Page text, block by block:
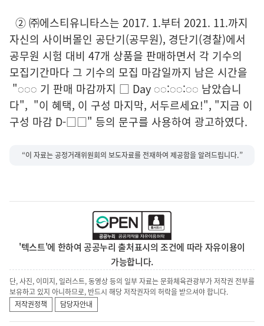
② ㈜에스티유니타스는 2017. 1.부터 2021. 11.까지
자신의 사이버몰인 공단기(공무원), 경단기(경찰)에서
공무원 시험 대비 47개 상품을 판매하면서 각 기수의
모집기간마다 그 기수의 모집 마감일까지 남은 시간을
"◌◌◌ 기 판매 마감까지 □ Day ◌◌:◌◌:◌◌ 남았습니
다", "이 혜택, 이 구성 마지막, 서두르세요!", "지금 이
구성 마감 D-□□" 등의 문구를 사용하여 광고하였다.
“이 자료는 공정거래위원회의 보도자료를 전재하여 제공함을 알려드립니다.”
'텍스트'에 한하여 공공누리 출처표시의 조건에 따라 자유이용이
가능합니다.
단, 사진, 이미지, 일러스트, 동영상 등의 일부 자료는 문화체육관광부가 저작권 전부를
보유하고 있지 아니하므로, 반드시 해당 저작권자의 허락을 받으셔야 합니다.
저작권정책
담당자안내